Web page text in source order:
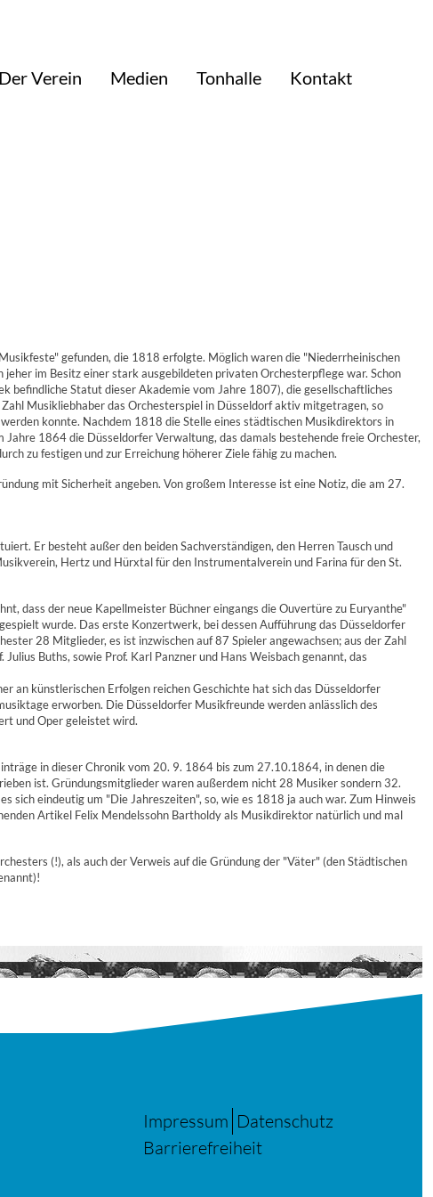
Der Verein Medien Tonhalle
Kontakt
gefunden, die 1818 erfolgte. Möglich waren die "Niederrheinischen
im Besitz einer stark ausgebildeten privaten Orchesterpflege war. Schon
befindliche Statut dieser Akademie vom Jahre 1807), die gesellschaftliches
Musikliebhaber das Orchesterspiel in Düsseldorf aktiv mitgetragen, so
konnte. Nachdem 1818 die Stelle eines städtischen Musikdirektors in
1864 die Düsseldorfer Verwaltung, das damals bestehende freie Orchester,
zu festigen und zur Erreichung höherer Ziele fähig zu machen.
mit Sicherheit angeben. Von großem Interesse ist eine Notiz, die am 27.
Er besteht außer den beiden Sachverständigen, den Herren Tausch und
Hertz und Hürxtal für den Instrumentalverein und Farina für den St.
dass der neue Kapellmeister Büchner eingangs die Ouvertüre zu Euryanthe"
wurde. Das erste Konzertwerk, bei dessen Aufführung das Düsseldorfer
28 Mitglieder, es ist inzwischen auf 87 Spieler angewachsen; aus der Zahl
Buths, sowie Prof. Karl Panzner und Hans Weisbach genannt, das
an künstlerischen Erfolgen reichen Geschichte hat sich das Düsseldorfer
erworben. Die Düsseldorfer Musikfreunde werden anlässlich des
und Oper geleistet wird.
in dieser Chronik vom 20. 9. 1864 bis zum 27.10.1864, in denen die
ist. Gründungsmitglieder waren außerdem nicht 28 Musiker sondern 32.
sich eindeutig um "Die Jahreszeiten", so, wie es 1818 ja auch war. Zum Hinweis
Artikel Felix Mendelssohn Bartholdy als Musikdirektor natürlich und mal
(!), als auch der Verweis auf die Gründung der "Väter" (den Städtischen
Impressum Datenschutz
Barrierefreiheit